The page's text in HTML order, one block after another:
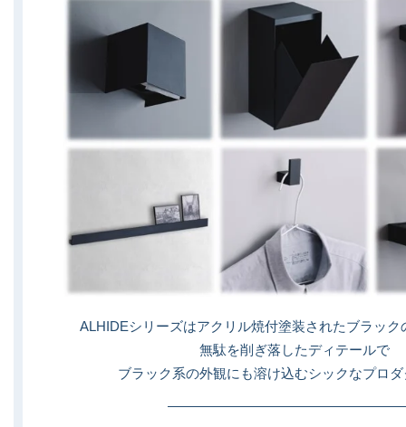
ALHIDEシリーズはアクリル焼付塗装されたブラック
無駄を削ぎ落したディテールで
ブラック系の外観にも溶け込むシックなプロ